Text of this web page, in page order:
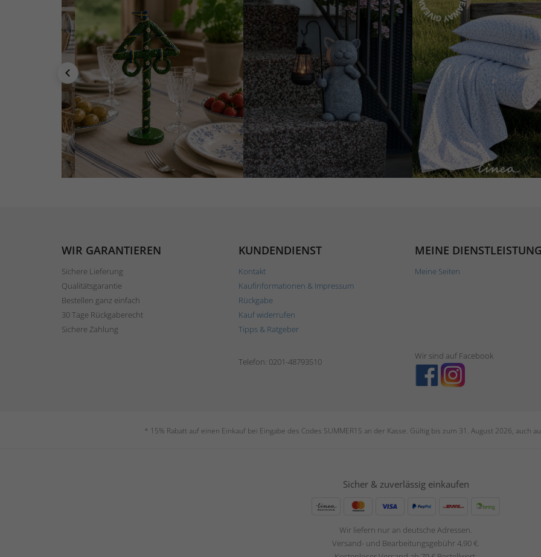
WIR GARANTIEREN
Sichere Lieferung
Qualitätsgarantie
Bestellen ganz einfach
30 Tage Rückgaberecht
Sichere Zahlung
KUNDENDIENST
Kontakt
Kaufinformationen & Impressum
Rückgabe
Kauf widerrufen
Tipps & Ratgeber
MEINE
Meine Seiten
Telefon: 0201-48793510
Wir sind auf Facebook
* 15% Rabatt auf einen Einkauf bei Eingabe des Codes SUMMER15 an der Kasse. Gültig bis zum 31. August 2026, auch
Sicher & zuverlässig einkaufen
Wir liefern nur an deutsche Adressen.
Versand- und Bearbeitungsgebühr 4,90 €.